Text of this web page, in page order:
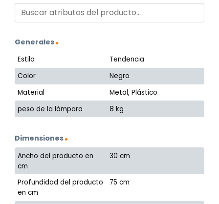
Generales
Estilo
Tendencia
Color
Negro
Material
Metal, Plástico
peso de la lámpara
8 kg
Dimensiones
Ancho del producto en
cm
30 cm
Profundidad del producto
en cm
75 cm